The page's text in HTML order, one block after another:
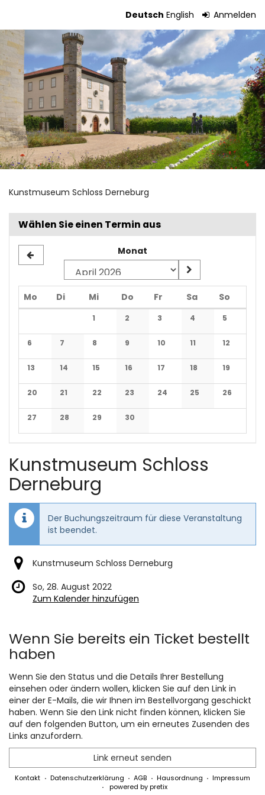
Inhalt
springen
Deutsch English Anmelden
Tickets
Kunstmuseum Schloss Derneburg
Wählen Sie einen Termin aus
Monat
Mo Montag
DiDienstag
MiMittwoch
Do Donnerstag
Fr Freitag
SaSamstag
So
1
Keine Veranstaltungen
2
Keine Veranstaltungen
3
Keine Veranstaltungen
4
Keine
5
Keine
6
Keine Veranstaltungen
7
Keine Veranstaltungen
8
Keine Veranstaltungen
9
Keine Veranstaltungen
10
Keine Veranstaltungen
11
Keine
12
Keine
13
Keine Veranstaltungen
14
Keine Veranstaltungen
15
Keine Veranstaltungen
16
Keine Veranstaltungen
17
Keine Veranstaltungen
18
Keine
19
Keine
20
Keine Veranstaltungen
21
Keine Veranstaltungen
22
Keine Veranstaltungen
23
Keine Veranstaltungen
24
Keine Veranstaltungen
25
Keine
26
Keine
27
Keine Veranstaltungen
28
Keine Veranstaltungen
29
Keine Veranstaltungen
30
Keine Veranstaltungen
Kunstmuseum Schloss
Derneburg
Der Buchungszeitraum für diese Veranstaltung
ist beendet.
Kunstmuseum Schloss Derneburg
So, 28. August 2022
Zum Kalender hinzufügen
Wenn Sie bereits ein Ticket bestellt
haben
Wenn Sie den Status und die Details Ihrer Bestellung
einsehen oder ändern wollen, klicken Sie auf den Link in
einer der E-Mails, die wir Ihnen im Bestellvorgang geschickt
haben. Wenn Sie den Link nicht finden können, klicken Sie
auf den folgenden Button, um ein erneutes Zusenden des
Links anzufordern.
Link erneut senden
Kontakt Datenschutzerklärung AGB Hausordnung
Impressum
powered by pretix